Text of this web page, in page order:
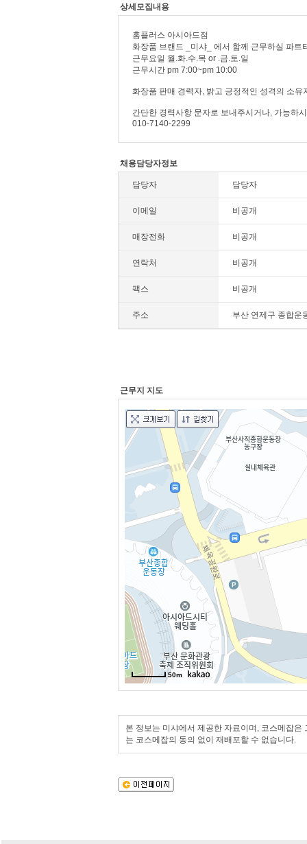
상세모집내용
홈플러스 아시아드점
화장품 브랜드 _미샤_ 에서 함께 근무하실 파트
근무요일 월.화.수.목 or .금.토.일
근무시간 pm 7:00~pm 10:00
화장품 판매 경력자, 밝고 긍정적인 성격의 소
간단한 경력사항 문자로 보내주시거나, 가능하
010-7140-2299
채용담당자정보
담당자 담당자
이메일 비공개
매장전화 비공개
연락처 비공개
팩스 비공개
주소 부산 연제구 종합운
근무지 지도
50m
본 정보는 미샤에서 제공한 자료이며, 코스메잡
는 코스메잡의 동의 없이 재배포할 수 없습니다.